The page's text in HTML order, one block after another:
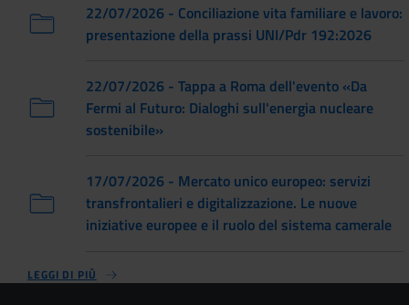
22/07/2026 - Conciliazione vita familiare e lavoro:
presentazione della prassi UNI/Pdr 192:2026
22/07/2026 - Tappa a Roma dell'evento «Da
Fermi al Futuro: Dialoghi sull'energia nucleare
sostenibile»
17/07/2026 - Mercato unico europeo: servizi
transfrontalieri e digitalizzazione. Le nuove
iniziative europee e il ruolo del sistema camerale
LEGGI DI PIÙ